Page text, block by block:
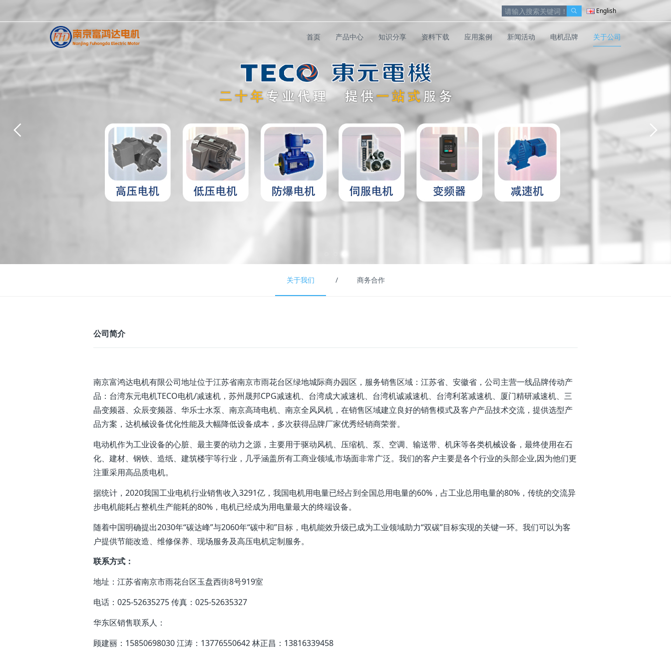
English
首页 产品中心 知识分享 资料下载 应用案例 新闻活动 电机品牌 关于公司
关于我们 / 商务合作
公司简介
南京富鸿达电机有限公司地址位于江苏省南京市雨花台区绿地城际商办园区，服务销售区域：江苏省、安徽省，公司主营一线品牌传动产
品：台湾东元电机TECO电机/减速机，苏州晟邦CPG减速机、台湾成大减速机、台湾机诚减速机、台湾利茗减速机、厦门精研减速机、三
晶变频器、众辰变频器、华乐士水泵、南京高琦电机、南京全风风机，在销售区域建立良好的销售模式及客户产品技术交流，提供选型产
品方案，达机械设备优化性能及大幅降低设备成本，多次获得品牌厂家优秀经销商荣誉。
电动机作为工业设备的心脏、最主要的动力之源，主要用于驱动风机、压缩机、泵、空调、输送带、机床等各类机械设备，最终使用在石
化、建材、钢铁、造纸、建筑楼宇等行业，几乎涵盖所有工商业领域,市场面非常广泛。我们的客户主要是各个行业的头部企业,因为他们更
注重采用高品质电机。
据统计，2020我国工业电机行业销售收入3291亿，我国电机用电量已经占到全国总用电量的60%，占工业总用电量的80%，传统的交流异
步电机能耗占整机生产能耗的80%，电机已经成为用电量最大的终端设备。
随着中国明确提出2030年“碳达峰”与2060年“碳中和”目标，电机能效升级已成为工业领域助力“双碳”目标实现的关键一环。我们可以为客
户提供节能改造、维修保养、现场服务及高压电机定制服务。
联系方式：
地址：江苏省南京市雨花台区玉盘西街8号919室
电话：025-52635275 传真：025-52635327
华东区销售联系人：
顾建丽：15850698030 江涛：13776550642 林正昌：13816339458